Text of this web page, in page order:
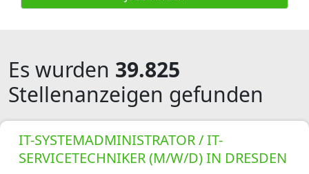
Es wurden 39.825
Stellenanzeigen gefunden
IT-SYSTEMADMINISTRATOR / IT-
SERVICETECHNIKER (M/W/D) IN DRESDEN